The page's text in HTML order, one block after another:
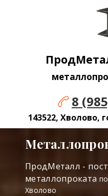
8
143522, Хволово,
ПродМеталл -
металлопроката
Хволово